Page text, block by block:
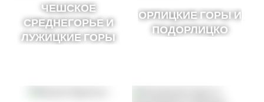
ЧЕШСКОЕ
СРЕДНЕГОРЬЕ И
ЛУЖИЦКИЕ ГОРЫ
ОРЛИЦКИЕ ГОРЫ И
ПОДОРЛИЦКО